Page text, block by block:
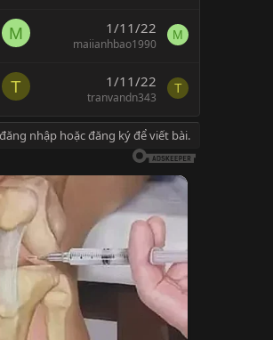
M 1/11/22
maiianhbao1990
M
T 1/11/22
tranvandn343
T
nhập hoặc đăng ký để viết bài.